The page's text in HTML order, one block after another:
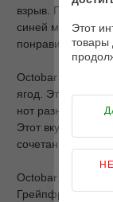
взрыв. Попробуй
синей малиной и
понравится
Octobar 30ml
ягод. Этот вкус
нот разных ягод,
Этот вкус
сочетанием
Octobar 30ml
Грейпфрут с
Этот
товары